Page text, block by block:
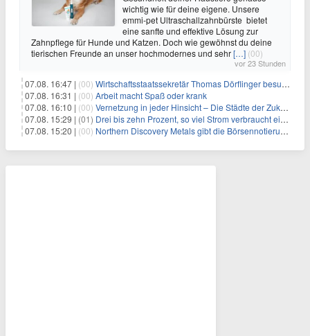
wichtig wie für deine eigene. Unsere
emmi-pet Ultraschallzahnbürste bietet
eine sanfte und effektive Lösung zur
Zahnpflege für Hunde und Katzen. Doch wie gewöhnst du deine
tierischen Freunde an unser hochmodernes und sehr[…] (00)
vor 23 Stunden
07.08. 16:47 | (00) Wirtschaftsstaatssekretär Thomas Dörflinger besucht Handwerksbetrieb im Kammerbezirk Freiburg
07.08. 16:31 | (00) Arbeit macht Spaß oder krank
07.08. 16:10 | (00) Vernetzung in jeder Hinsicht – Die Städte der Zukunft sind grün-blau
07.08. 15:29 | (01) Drei bis zehn Prozent, so viel Strom verbraucht ein Aufzug im Gebäude
07.08. 15:20 | (00) Northern Discovery Metals gibt die Börsennotierung an der Frankfurter Wertpapierbörse bekannt